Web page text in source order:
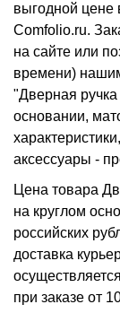
выгодной цене
Comfolio.ru.
на сайте или
времени)
"Дверная
основании,
аксессуары -
Цена товара
на круглом
российских
доставка
при заказе от